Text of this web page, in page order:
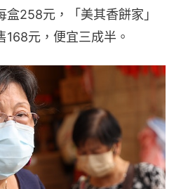
258元，「美其香餅家」
元，便宜三成半。